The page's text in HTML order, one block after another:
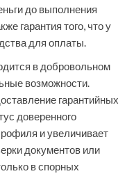
до выполнения
гарантия того, что у
для оплаты.
в добровольном
возможности.
гарантийных
доверенного
и увеличивает
документов или
в спорных